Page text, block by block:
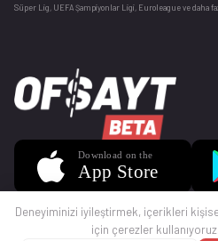
Süper Lig, UEFA Şampiyonlar Ligi, Euroleague ve daha
Deneyiminizi iyileştirmek, içerikleri
için çerezler kullanıyoruz.